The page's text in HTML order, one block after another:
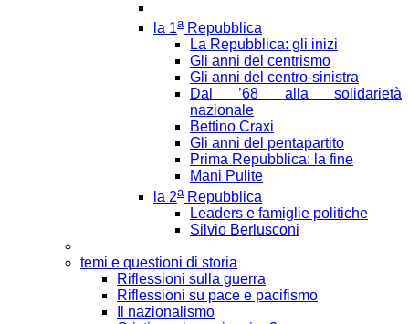
la 1aRepubblica
La Repubblica: gli inizi
Gli anni del centrismo
Gli anni del centro-sinistra
Dal ’68 alla solidarietà
nazionale
Bettino Craxi
Gli anni del pentapartito
Prima Repubblica: la fine
Mani Pulite
la 2aRepubblica
Leaders e famiglie politiche
Silvio Berlusconi
temi e questioni di storia
Riflessioni sulla guerra
Riflessioni su pace e pacifismo
Il nazionalismo